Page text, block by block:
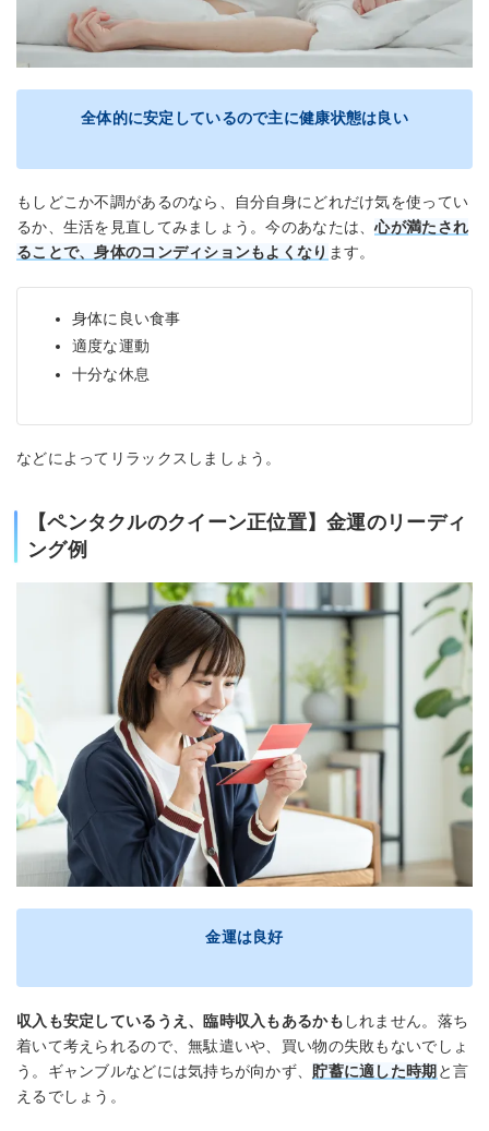
全体的に安定しているので主に健康状態は良い
もしどこか不調があるのなら、自分自身にどれだけ気を使ってい
るか、生活を見直してみましょう。今のあなたは、心が満たされ
ることで、身体のコンディションもよくなり ます。
身体に良い食事
適度な運動
十分な休息
などによってリラックスしましょう。
【ペンタクルのクイーン正位置】金運のリーディ
ング例
金運は良好
収入も安定しているうえ、臨時収入もあるかも しれません。落ち
着いて考えられるので、無駄遣いや、買い物の失敗もないでしょ
う。ギャンブルなどには気持ちが向かず、
貯蓄に適した時期 と言
えるでしょう。